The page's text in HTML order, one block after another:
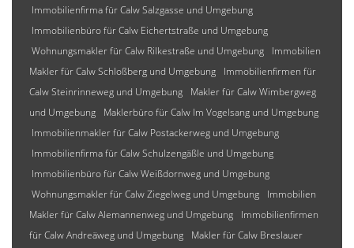
Immobilienfirma für Calw Salzgasse und Umgebung
Immobilienbüro für Calw Eichertstraße und Umgebung
Wohnungsmakler für Calw Rilkestraße und Umgebung
Immobilien
Makler für Calw Schloßberg und Umgebung
Immobilienfirmen für
Calw Steinrinneweg und Umgebung
Makler für Calw Wimbergweg
und Umgebung
Maklerbüro für Calw Im Vogelsang und Umgebung
Immobilienmakler für Calw Postackerweg und Umgebung
Immobilienfirma für Calw Schulzengäßle und Umgebung
Immobilienbüro für Calw Weißdornweg und Umgebung
Wohnungsmakler für Calw Ziegelweg und Umgebung
Immobilien
Makler für Calw Alemannenweg und Umgebung
Immobilienfirmen
für Calw Andreäweg und Umgebung
Makler für Calw Breslauer